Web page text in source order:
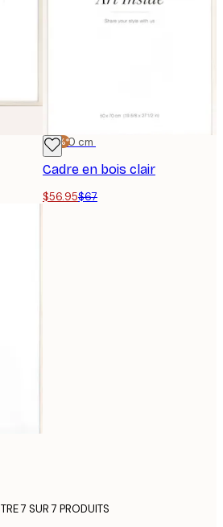
-15%*
50x70 cm
Cadre en bois clair
$56.95$67
7 SUR 7 PRODUITS